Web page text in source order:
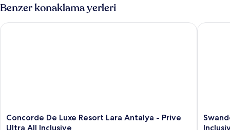
Benzer konaklama yerleri
Concorde
De
Concorde De Luxe Resort Lara Antalya - Prive
Ultra All Inclusive
Concorde De Luxe Resort Lara Antalya - Prive Ultra All
Hotels